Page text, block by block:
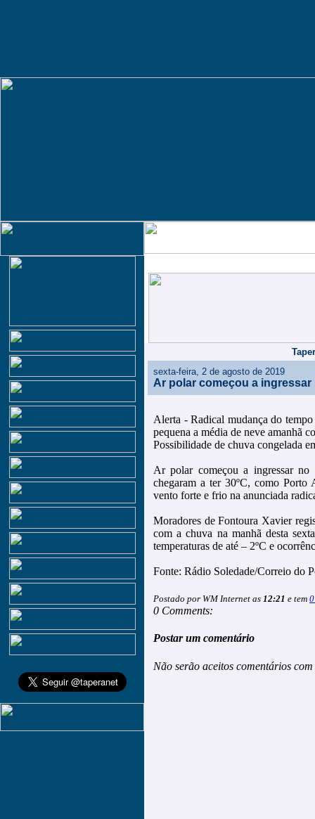
sexta-feira, 2 de agosto de 2019
Ar polar começou a ingressar
Alerta - Radical mudança do tempo
pequena a média de neve amanhã
Possibilidade de chuva congelada
Ar polar começou a ingressar no
chegaram a ter 30ºC, como Porto
vento forte e frio na anunciada
Moradores de Fontoura Xavier
com a chuva na manhã desta
temperaturas de até – 2ºC e
Fonte: Rádio Soledade/Correio do
Postado por WM Internet as 12:21 e tem
0 Comments:
Postar um comentário
Não serão aceitos comentários